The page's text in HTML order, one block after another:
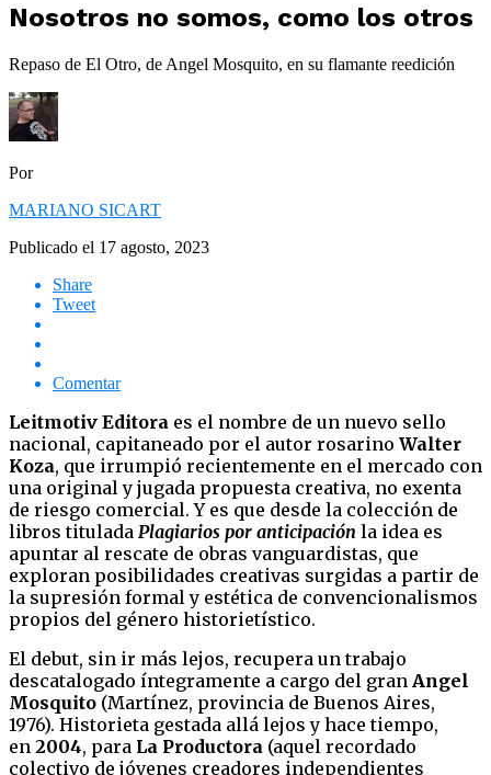
Nosotros no somos, como los otros
Repaso de El Otro, de Angel Mosquito, en su flamante reedición
Por
MARIANO SICART
Publicado el 17 agosto, 2023
Share
Tweet
Comentar
Leitmotiv Editora es el nombre de un nuevo sello
nacional, capitaneado por el autor rosarino Walter
Koza, que irrumpió recientemente en el mercado con
una original y jugada propuesta creativa, no exenta
de riesgo comercial. Y es que desde la colección de
libros titulada Plagiarios por anticipación la idea es
apuntar al rescate de obras vanguardistas, que
exploran posibilidades creativas surgidas a partir de
la supresión formal y estética de convencionalismos
propios del género historietístico.
El debut, sin ir más lejos, recupera un trabajo
descatalogado íntegramente a cargo del gran Angel
Mosquito (Martínez, provincia de Buenos Aires,
1976). Historieta gestada allá lejos y hace tiempo,
en 2004, para La Productora (aquel recordado
colectivo de jóvenes creadores independientes